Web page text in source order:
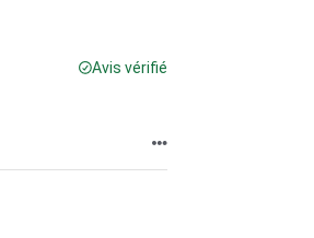
Avis vérifié